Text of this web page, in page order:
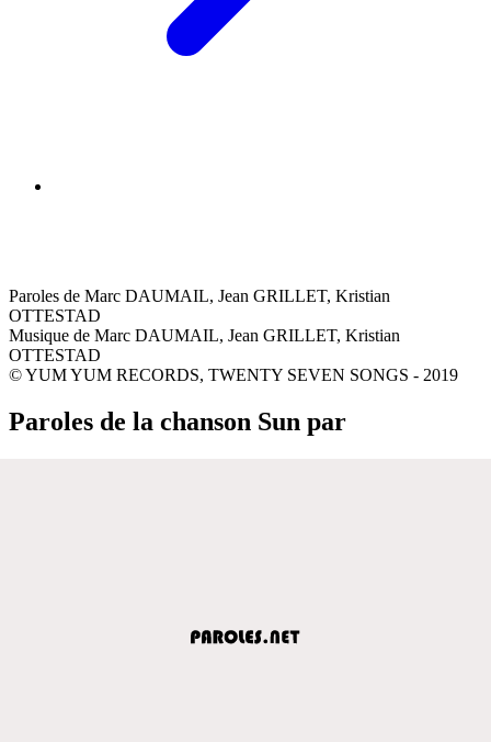
Paroles de Marc DAUMAIL, Jean GRILLET, Kristian
OTTESTAD
Musique de Marc DAUMAIL, Jean GRILLET, Kristian
OTTESTAD
© YUM YUM RECORDS, TWENTY SEVEN SONGS - 2019
Paroles de la chanson Sun par